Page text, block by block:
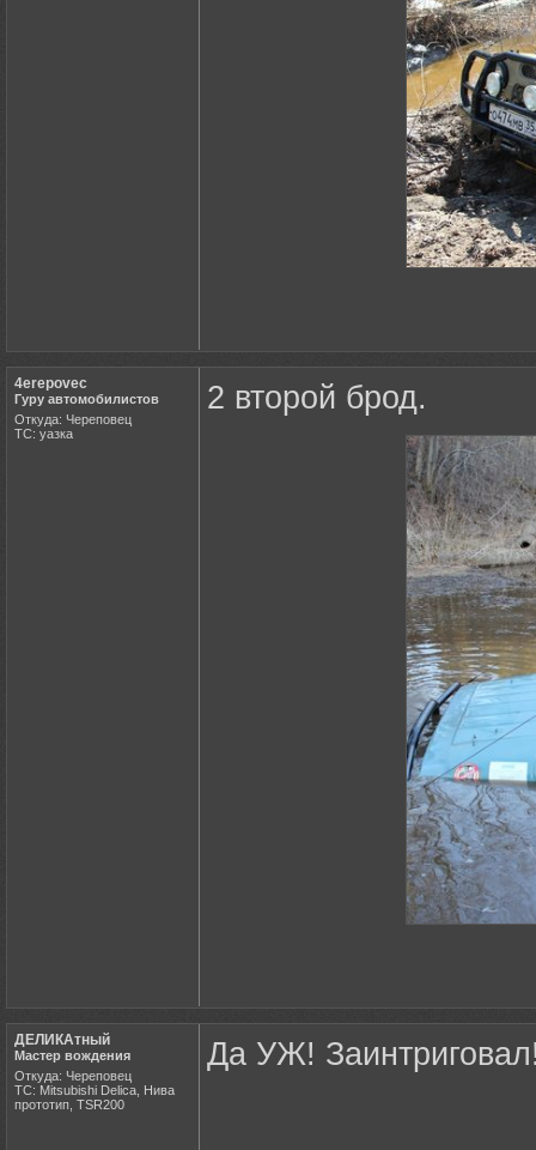
4erepovec
Гуру автомобилистов
Откуда: Череповец
ТС: уазка
2 второй брод.
ДЕЛИКАтный
Мастер вождения
Откуда: Череповец
ТС: Mitsubishi Delica, Нива
прототип, TSR200
Да УЖ!